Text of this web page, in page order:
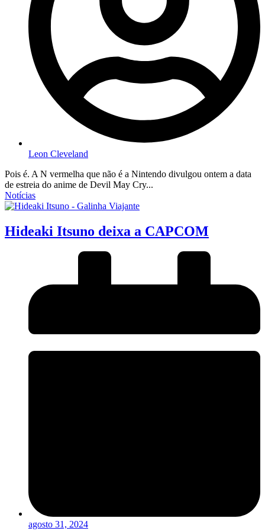
Leon Cleveland
Pois é. A N vermelha que não é a Nintendo divulgou ontem a data
de estreia do anime de Devil May Cry...
Notícias
Hideaki Itsuno deixa a CAPCOM
agosto 31, 2024